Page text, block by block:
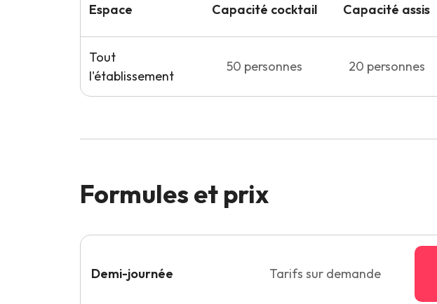
Espace Capacité cocktail Capacité assis
Tout
l'établissement
50 personnes 20 personnes
Formules et prix
Demi-journée Tarifs sur demande